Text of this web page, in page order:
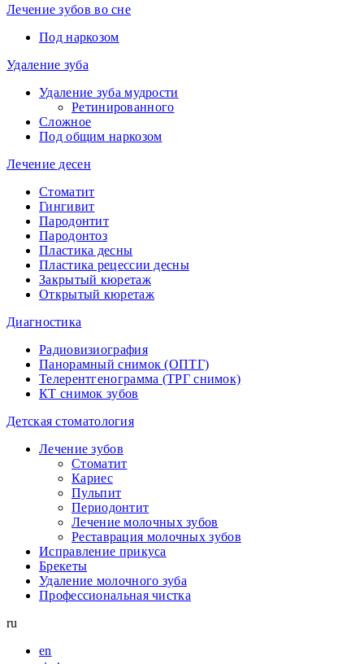
Лечение зубов во сне
Под наркозом
Удаление зуба
Удаление зуба мудрости
Ретинированного
Сложное
Под общим наркозом
Лечение десен
Стоматит
Гингивит
Пародонтит
Пародонтоз
Пластика десны
Пластика рецессии десны
Закрытый кюретаж
Открытый кюретаж
Диагностика
Радиовизиография
Панорамный снимок (ОПТГ)
Телерентгенограмма (ТРГ снимок)
КТ снимок зубов
Детская стоматология
Лечение зубов
Стоматит
Кариес
Пульпит
Периодонтит
Лечение молочных зубов
Реставрация молочных зубов
Исправление прикуса
Брекеты
Удаление молочного зуба
Профессиональная чистка
ru
en